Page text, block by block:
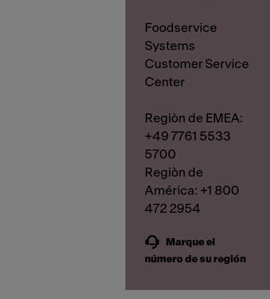
Foodservice
Systems
Customer Service
Center
Regiòn de EMEA:
+49 7761 5533
5700
Regiòn de
América: +1 800
Marque el
número de su región